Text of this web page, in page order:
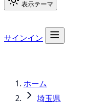
表示テーマ
サインイン
ホーム
埼玉県